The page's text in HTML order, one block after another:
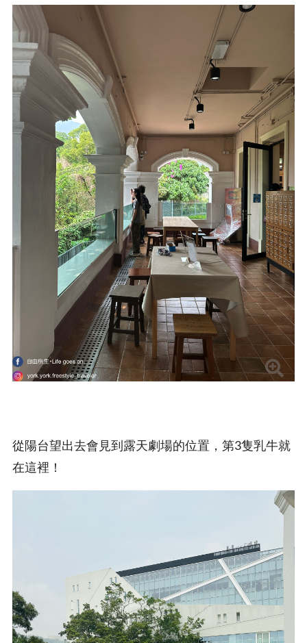
從陽台望出去會見到露天劇場的位置，第3隻乳牛就
在這裡！